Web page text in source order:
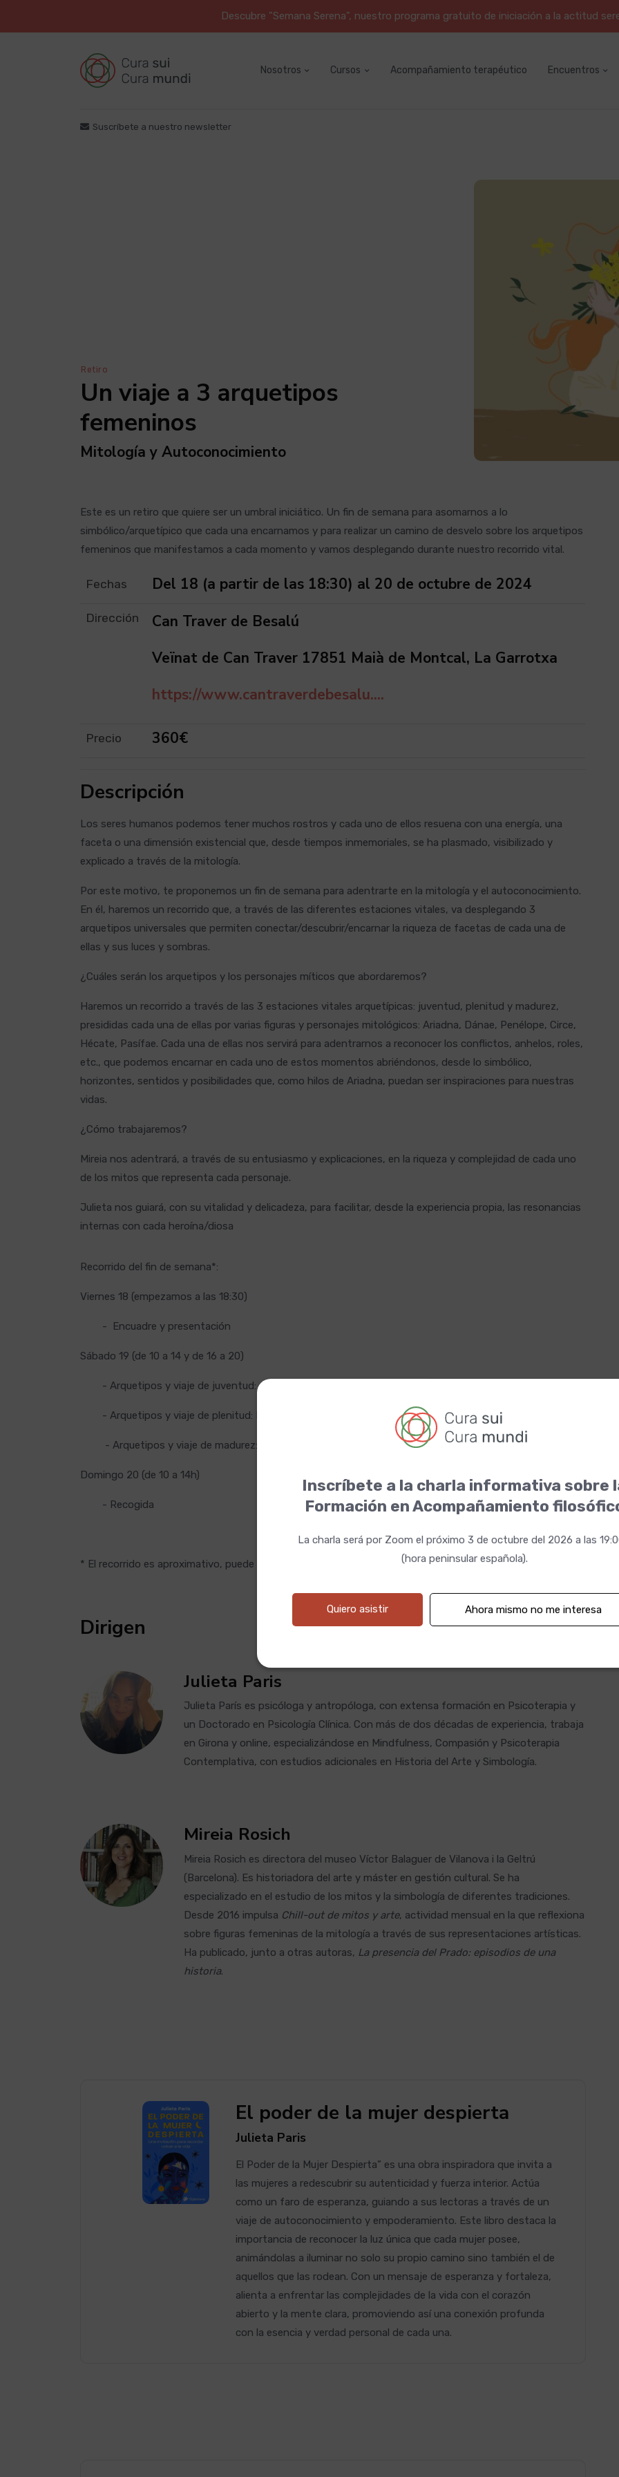
Descubre "Semana Serena", nuestro programa gratuito de iniciación a la actitud
Nosotros Cursos Acompañamiento terapéutico Encuentros
Suscríbete a nuestro newsletter
Retiro
Un viaje a 3 arquetipos
femeninos
Mitología y Autoconocimiento
Este es un retiro que quiere ser un umbral iniciático. Un fin de semana para asomarnos a lo
simbólico/arquetípico que cada una encarnamos y para realizar un camino de desvelo sobre los arquetipos
femeninos que manifestamos a cada momento y vamos desplegando durante nuestro recorrido vital.
Fechas Del 18 (a partir de las 18:30) al 20 de octubre de 2024
Dirección
Can Traver de Besalú
Veïnat de Can Traver 17851 Maià de Montcal, La Garrotxa
https://www.cantraverdebesalu....
Precio 360€
Descripción
Los seres humanos podemos tener muchos rostros y cada uno de ellos resuena con una energía, una
faceta o una dimensión existencial que, desde tiempos inmemoriales, se ha plasmado, visibilizado y
explicado a través de la mitología.
Por este motivo, te proponemos un fin de semana para adentrarte en la mitología y el autoconocimiento.
En él, haremos un recorrido que, a través de las diferentes estaciones vitales, va desplegando 3
arquetipos universales que permiten conectar/descubrir/encarnar la riqueza de facetas de cada una de
ellas y sus luces y sombras.
¿Cuáles serán los arquetipos y los personajes míticos que abordaremos?
Haremos un recorrido a través de las 3 estaciones vitales arquetípicas: juventud, plenitud y madurez,
presididas cada una de ellas por varias figuras y personajes mitológicos: Ariadna, Dánae, Penélope, Circe,
Hécate, Pasífae. Cada una de ellas nos servirá para adentrarnos a reconocer los conflictos, anhelos, roles,
etc., que podemos encarnar en cada uno de estos momentos abriéndonos, desde lo simbólico,
horizontes, sentidos y posibilidades que, como hilos de Ariadna, puedan ser inspiraciones para nuestras
vidas.
¿Cómo trabajaremos?
Mireia nos adentrará, a través de su entusiasmo y explicaciones, en la riqueza y complejidad de cada uno
de los mitos que representa cada personaje.
Julieta nos guiará, con su vitalidad y delicadeza, para facilitar, desde la experiencia propia, las resonancias
internas con cada heroína/diosa
Recorrido del fin de semana*:
Viernes 18 (empezamos a las 18:30)
- Encuadre y presentación
Sábado 19 (de 10 a 14 y de 16 a 20)
- Arquetipos y viaje de juventud: Ariadna y Dánae
- Arquetipos y viaje de plenitud: Penélope
- Arquetipos y viaje de madurez: Circe, Hécate, Pasífae
Domingo 20 (de 10 a 14h)
- Recogida
* El recorrido es aproximativo, puede modificarse teniendo en cuenta las dinámicas.
Dirigen
Julieta Paris
Julieta París es psicóloga y antropóloga, con extensa formación en Psicoterapia y
un Doctorado en Psicología Clínica. Con más de dos décadas de experiencia, trabaja
en Girona y online, especializándose en Mindfulness, Compasión y Psicoterapia
Contemplativa, con estudios adicionales en Historia del Arte y Simbología.
Mireia Rosich
Mireia Rosich es directora del museo Víctor Balaguer de Vilanova i la Geltrú
(Barcelona). Es historiadora del arte y máster en gestión cultural. Se ha
especializado en el estudio de los mitos y la simbología de diferentes tradiciones.
Desde 2016 impulsa Chill-out de mitos y arte, actividad mensual en la que reflexiona
sobre figuras femeninas de la mitología a través de sus representaciones artísticas.
Ha publicado, junto a otras autoras, La presencia del Prado: episodios de una
historia.
El poder de la mujer despierta
Julieta Paris
El Poder de la Mujer Despierta” es una obra inspiradora que invita a
las mujeres a redescubrir su autenticidad y fuerza interior. Actúa
como un faro de esperanza, guiando a sus lectoras a través de un
viaje de autoconocimiento y empoderamiento. Este libro destaca la
importancia de reconocer la luz única que cada mujer posee,
animándolas a iluminar no solo su propio camino sino también el de
aquellos que las rodean. Con un mensaje de esperanza y fortaleza,
alienta a enfrentar las complejidades de la vida con el corazón
abierto y la mente clara, promoviendo así una conexión profunda
con la esencia y verdad personal de cada una.
Inscríbete a la charla informativa sobre
Formación en Acompañamiento
La charla será por Zoom el próximo 3 de octubre del 2026 a las
(hora peninsular española).
Quiero asistir Ahora mismo no me interesa